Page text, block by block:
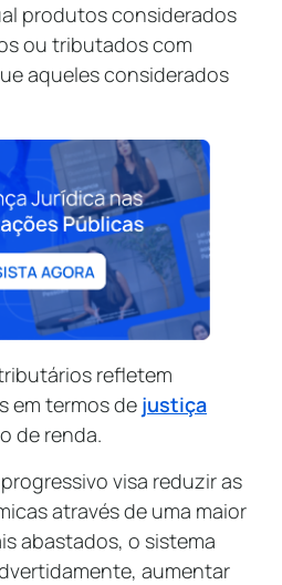
produtos considerados
ou tributados com
aqueles considerados
refletem
em termos de justiça
de renda.
visa reduzir as
através de uma maior
abastados, o sistema
aumentar